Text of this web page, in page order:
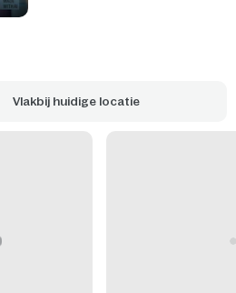
Vlakbij huidige locatie